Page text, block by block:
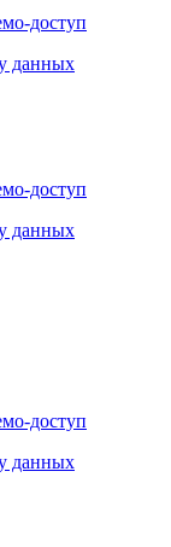
доступ
данных
доступ
данных
доступ
данных